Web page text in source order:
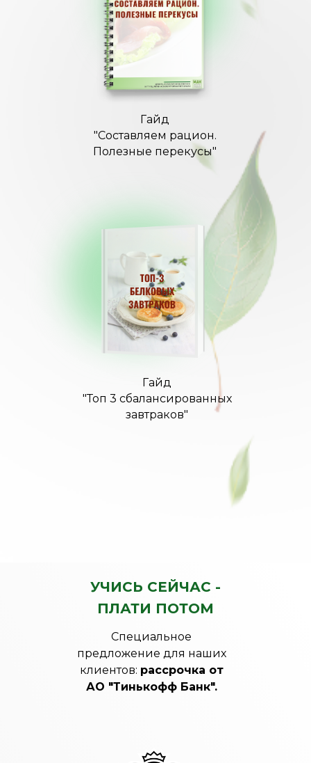
Гайд
"Топ 3 сбалансированных
завтраков"
Гайд
"Составляем рацион.
Полезные перекусы"
УЧИСЬ СЕЙЧАС -
ПЛАТИ ПОТОМ
Специальное
предложение для наших
клиентов: рассрочка от
АО "Тинькофф Банк".